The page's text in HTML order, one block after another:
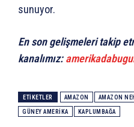
sunuyor.
En son gelişmeleri takip
kanalımız:
ETIKETLER AMAZON AMAZON
GÜNEY AMERIKA KAPLUMBAĞA